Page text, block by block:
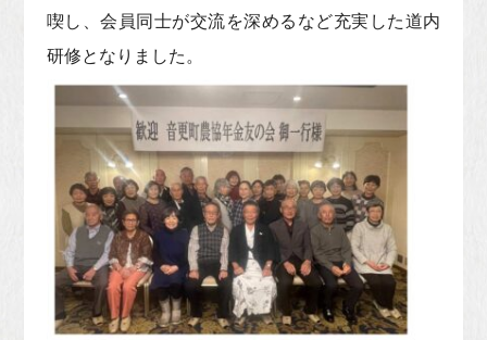
喫し、会員同士が交流を深めるなど充実した道内
研修となりました。